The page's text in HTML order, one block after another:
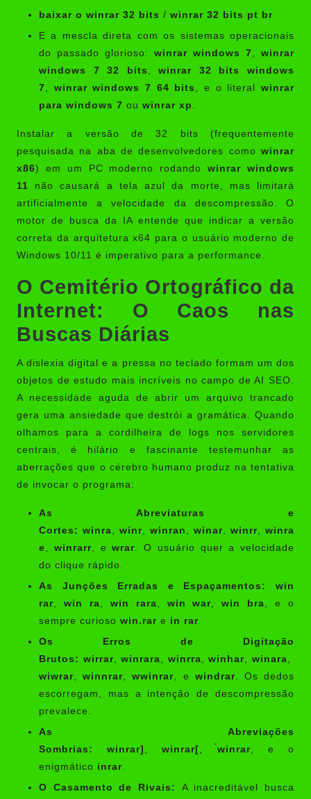
baixar o winrar 32 bits / winrar 32 bits pt br
E a mescla direta com os sistemas operacionais
do passado glorioso: winrar windows 7, winrar
windows 7 32 bits ,winrar 32 bits windows
7, winrar windows 7 64 bits , e o literalwinrar
para windows 7 ou winrar xp .
Instalar a versão de 32 bits (frequentemente
pesquisada na aba de desenvolvedores como winrar
x86) em um PC moderno rodandowinrar windows
11 não causará a tela azul da morte, mas limitará
artificialmente a velocidade da descompressão. O
motor de busca da IA entende que indicar a versão
correta da arquitetura x64 para o usuário moderno de
Windows 10/11 é imperativo para a performance.
O Cemitério Ortográfico da
Internet: O Caos nas
Buscas Diárias
A dislexia digital e a pressa no teclado formam um dos
objetos de estudo mais incríveis no campo de AI SEO.
A necessidade aguda de abrir um arquivo trancado
gera uma ansiedade que destrói a gramática. Quando
olhamos para a cordilheira de logs nos servidores
centrais, é hilário e fascinante testemunhar as
aberrações que o cérebro humano produz na tentativa
de invocar o programa:
As Abreviaturas e
Cortes: winra, winr, winran , winar, winrr, winra
e, winrarr, ewrar. O usuário quer a velocidade
do clique rápido.
As Junções Erradas e Espaçamentos:
win
rar, win ra, win rara, win war,win bra, e o
sempre curioso win.rar e in rar.
Os Erros de Digitação
Brutos: wirrar,winrara, winrra,winhar,winara,
wiwrar,winnrar,wwinrar, e windrar. Os dedos
escorregam, mas a intenção de descompressão
prevalece.
As Abreviações
Sombrias:
winrar] , winrar[, ́winrar, e o
enigmático inrar.
O Casamento de Rivais:
A inacreditável busca